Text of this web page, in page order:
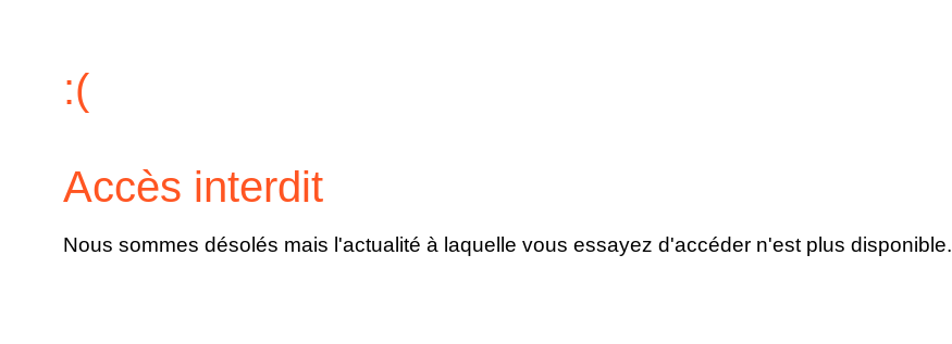
:(
Accès interdit
Nous sommes désolés mais l'actualité à laquelle vous essayez d'accéder n'est plus disponible.